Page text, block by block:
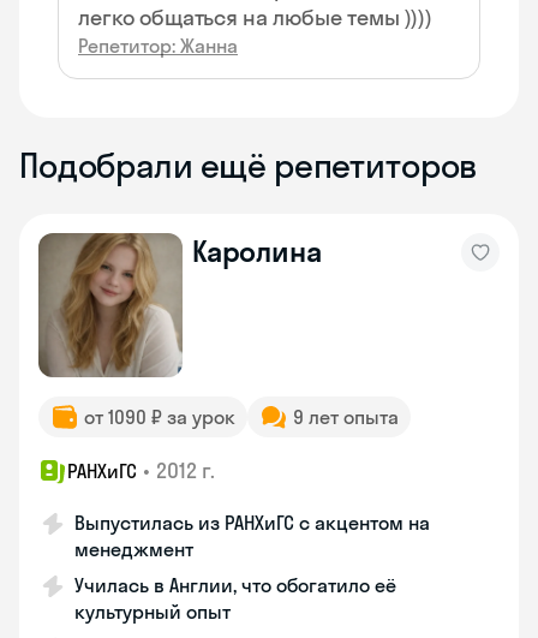
легко общаться на любые темы ))))
Репетитор: Жанна
Подобрали ещё репетиторов
Каролина
от 1090 ₽ за урок 9 лет опыта
РАНХиГС • 2012 г.
Выпустилась из РАНХиГС с акцентом на
менеджмент
Училась в Англии, что обогатило её
культурный опыт